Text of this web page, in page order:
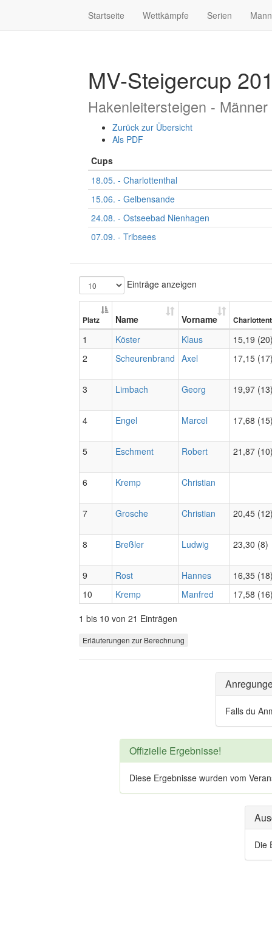
Startseite Wettkämpfe Serien
MV-Steigercup
Hakenleitersteigen - Männer
Zurück zur Übersicht
Als PDF
Cups
18.05. - Charlottenthal
15.06. - Gelbensande
24.08. - Ostseebad Nienhagen
07.09. - Tribsees
Einträge anzeigen
Platz Name Vorname
1 Köster Klaus
15,19
2
Scheurenbrand Axel 17,15
3 Limbach Georg 19,97
4 Engel Marcel 17,68
5 Eschment Robert 21,87
6 Kremp Christian
7 Grosche Christian 20,45
8 Breßler Ludwig 23,30 (8)
9 Rost Hannes
16,35
10
Kremp Manfred
17,58
1 bis 10 von 21 Einträgen
Erläuterungen zur Berechnung
Falls du
Offizielle Ergebnisse!
Diese Ergebnisse wurden vom
Die